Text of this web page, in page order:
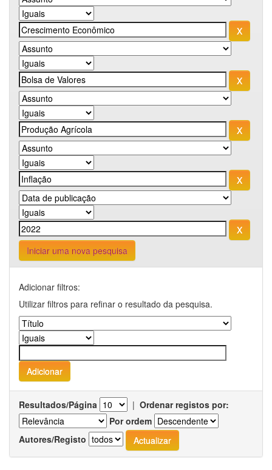
Iniciar uma nova pesquisa
Adicionar filtros:
Utilizar filtros para refinar o resultado da pesquisa.
Resultados/Página | Ordenar registos por:
Por ordem
Autores/Registo